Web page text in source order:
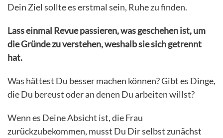
Dein Ziel sollte es erstmal sein, Ruhe zu finden.
Lass einmal Revue passieren, was geschehen ist, um
die Gründe zu verstehen, weshalb sie sich getrennt
hat.
Was hättest Du besser machen können? Gibt es Dinge,
die Du bereust oder an denen Du arbeiten willst?
Wenn es Deine Absicht ist, die Frau
zurückzubekommen, musst Du Dir selbst zunächst